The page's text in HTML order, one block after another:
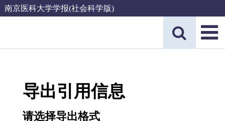
南京医科大学学报(社会科学版)
导出引用信息
请选择导出格式